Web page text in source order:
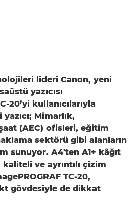
lideri Canon, yeni
yazıcısı
20’yi kullanıcılarıyla
Mimarlık,
(AEC) ofisleri, eğitim
sektörü gibi alanların
sunuyor. A4'ten A1+ kâğıt
ve ayrıntılı çizim
TC-20,
gövdesiyle de dikkat